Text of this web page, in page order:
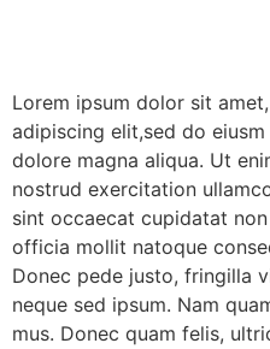
Lorem ipsum dolor sit
adipiscing elit,sed do
dolore magna aliqua. Ut
nostrud exercitation
sint occaecat cupidatat
officia mollit natoque
Donec pede justo, fringilla
neque sed ipsum. Nam
mus. Donec quam felis,